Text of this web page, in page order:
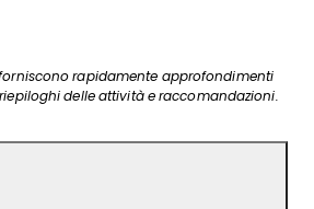
forniscono rapidamente approfondimenti
delle attività e raccomandazioni.